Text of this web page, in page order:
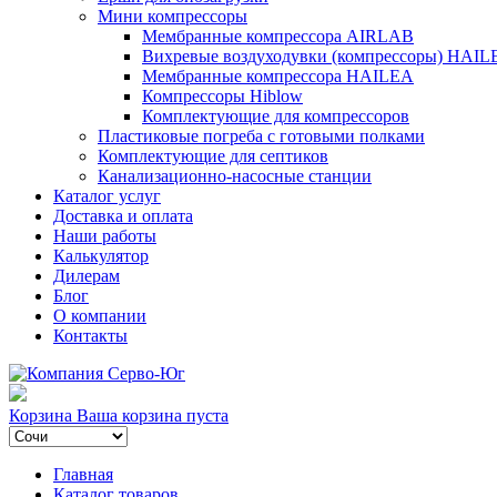
Мини компрессоры
Мембранные компрессора AIRLAB
Вихревые воздуходувки (компрессоры)
Мембранные компрессора HAILEA
Компрессоры Hiblow
Комплектующие для компрессоров
Пластиковые погреба с готовыми полками
Комплектующие для септиков
Канализационно-насосные станции
Каталог услуг
Доставка и оплата
Наши работы
Калькулятор
Дилерам
Блог
О компании
Контакты
Корзина Ваша корзина пуста
Главная